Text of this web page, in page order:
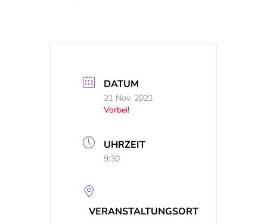
DATUM
21 Nov. 2021
Vorbei!
UHRZEIT
9:30
VERANSTALTUNGSORT